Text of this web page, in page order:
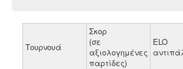
Τουρνουά
Σκορ
(σε
αξιολογημένες
παρτίδες)
ELO